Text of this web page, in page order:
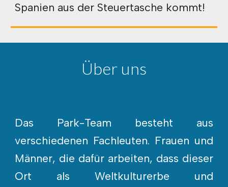
Spanien aus der Steuertasche kommt!
Über uns
Das Park-Team besteht aus
verschiedenen Fachleuten. Frauen und
Männer, die dafür arbeiten, dass dieser
Ort als Weltkulturerbe und